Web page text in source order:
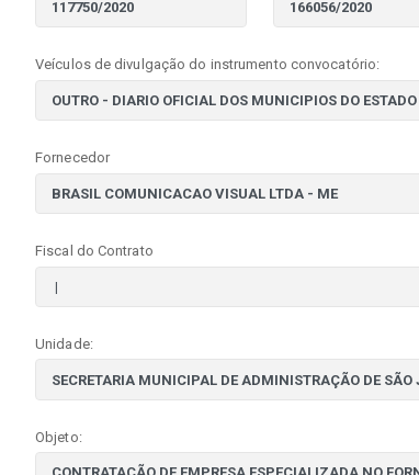
Veículos de divulgação do instrumento convocatório:
Fornecedor
Fiscal do Contrato
Unidade:
Objeto: